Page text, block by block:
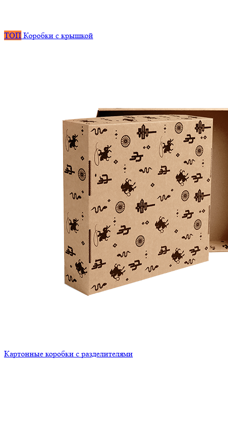
ТОП Коробки с крышкой
Картонные коробки с разделителями